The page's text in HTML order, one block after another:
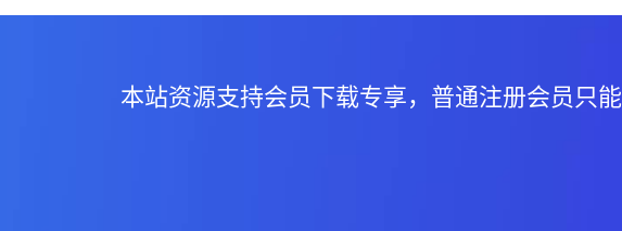
本站资源支持会员下载专享，普通注册会员只